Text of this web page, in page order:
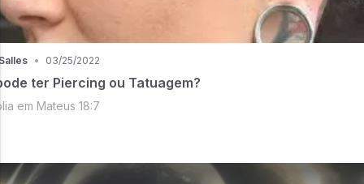
• 03/25/2022
ter Piercing ou Tatuagem?
em Mateus 18:7